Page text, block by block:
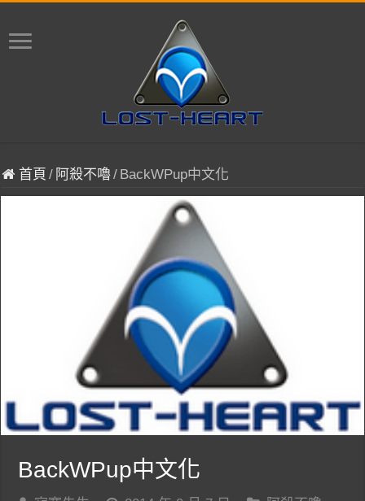
首頁 / 阿殺不嚕/ BackWPup中文化
BackWPup中文化